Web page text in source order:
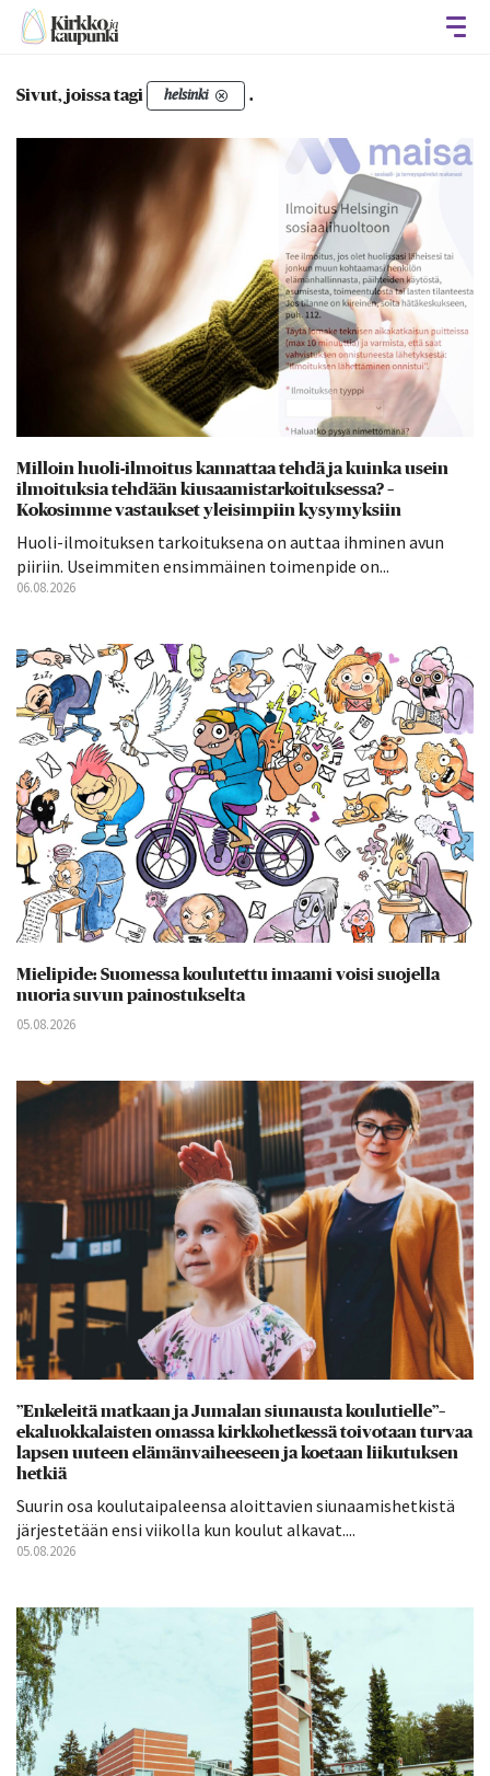
Sivut, joissa tagi helsinki .
Milloin huoli-ilmoitus kannattaa tehdä ja kuinka usein
ilmoituksia tehdään kiusaamistarkoituksessa? –
Kokosimme vastaukset yleisimpiin kysymyksiin
Huoli-ilmoituksen tarkoituksena on auttaa ihminen avun
piiriin. Useimmiten ensimmäinen toimenpide on...
06.08.2026
Mielipide: Suomessa koulutettu imaami voisi suojella
nuoria suvun painostukselta
05.08.2026
”Enkeleitä matkaan ja Jumalan siunausta koulutielle”–
ekaluokkalaisten omassa kirkkohetkessä toivotaan turvaa
lapsen uuteen elämänvaiheeseen ja koetaan liikutuksen
hetkiä
Suurin osa koulutaipaleensa aloittavien siunaamishetkistä
järjestetään ensi viikolla kun koulut alkavat....
05.08.2026